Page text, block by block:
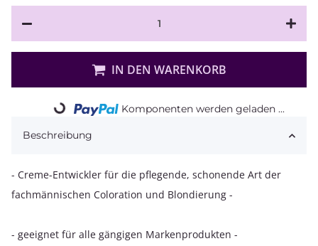
IN DEN WARENKORB
Loading... Komponenten werden geladen ...
Beschreibung
- Creme-Entwickler für die pflegende, schonende Art der
fachmännischen Coloration und Blondierung -
- geeignet für alle gängigen Markenprodukten -